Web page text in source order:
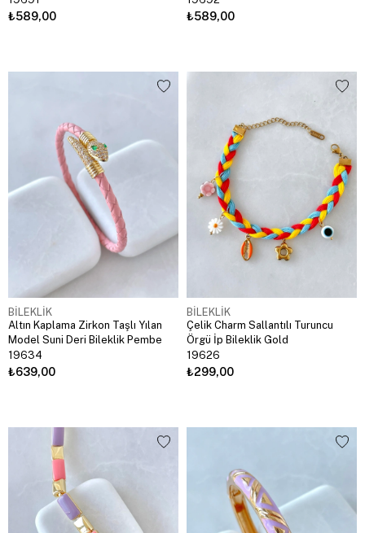
₺589,00 ₺589,00
BİLEKLİK
Altın Kaplama Zirkon Taşlı Yılan
Model Suni Deri Bileklik Pembe
19634
₺639,00
BİLEKLİK
Çelik Charm Sallantılı Turuncu
Örgü İp Bileklik Gold
19626
₺299,00